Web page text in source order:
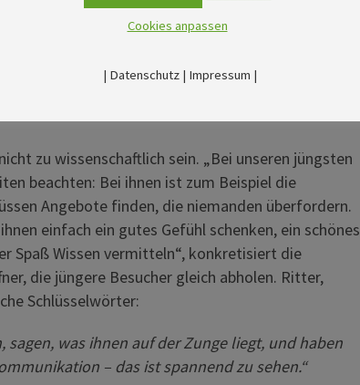
Parallel dazu werde ein Bezug zur heutigen
zum Alltagsleben seien elementar für
im Vordergrund
zu wissenschaftlich sein. „Bei unseren jüngsten
beachten: Bei ihnen ist zum Beispiel die
Angebote finden, die niemanden überfordern.
einfach ein gutes Gefühl schenken, ein schönes
Spaß Wissen vermitteln“, konkretisiert die
die jüngere Besucher gleich abholen. Ritter,
Schlüsselwörter:
sagen, was ihnen auf der Zunge liegt, und haben
– das ist spannend zu sehen.“
Cookies anpassen
| Datenschutz| Impressum |